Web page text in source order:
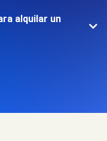
alquilar un